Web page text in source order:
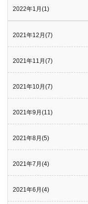
2022年1月(1)
2021年12月(7)
2021年11月(7)
2021年10月(7)
2021年9月(11)
2021年8月(5)
2021年7月(4)
2021年6月(4)